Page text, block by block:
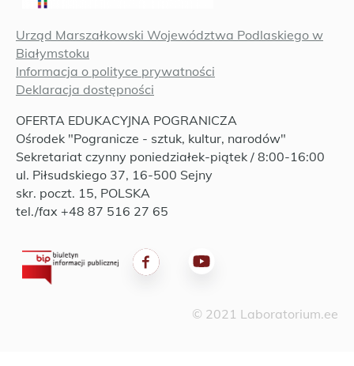
Urząd Marszałkowski Województwa Podlaskiego w
Białymstoku
Informacja o polityce prywatności
Deklaracja dostępności
OFERTA EDUKACYJNA POGRANICZA
Ośrodek "Pogranicze - sztuk, kultur, narodów"
Sekretariat czynny poniedziałek-piątek / 8:00-16:00
ul. Piłsudskiego 37, 16-500 Sejny
skr. poczt. 15, POLSKA
tel./fax +48 87 516 27 65
© 2021 Laboratorium.ee